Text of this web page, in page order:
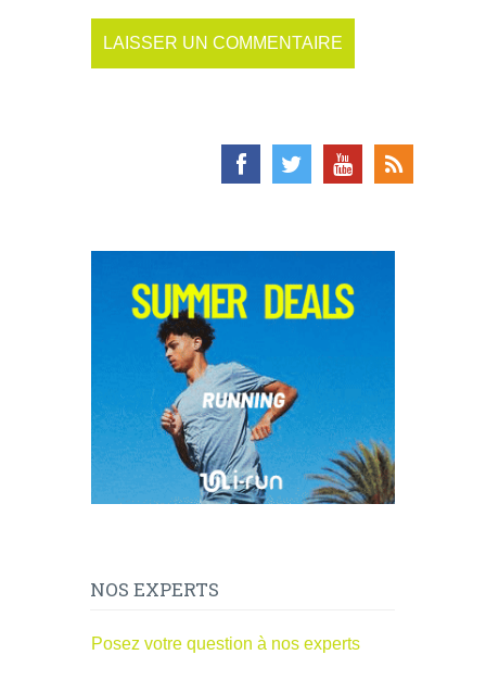
NOS EXPERTS
Posez votre question à nos experts